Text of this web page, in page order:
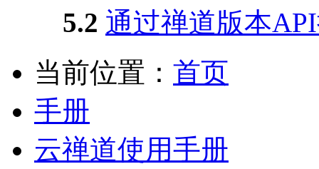
5.2 通过禅道版本
当前位置： 首页
手册
云禅道使用手册